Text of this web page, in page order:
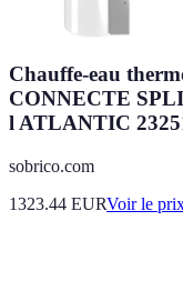
Chauffe-eau
CONNECTE
l ATLANTIC
sobrico.com
1323.44 EURVoir le